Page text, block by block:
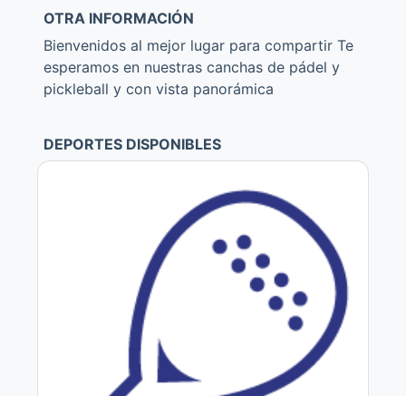
OTRA INFORMACIÓN
Bienvenidos al mejor lugar para compartir Te
esperamos en nuestras canchas de pádel y
pickleball y con vista panorámica
DEPORTES DISPONIBLES